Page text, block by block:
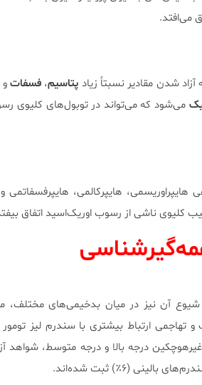
می‌افتد.
شدن مقادیر نسبتاً زیاد پتاسیم، فسفاتو
می‌شود که می‌تواند در توبول‌های کلیوی
هایپراوریسمی، هایپرکالمی،
کلیوی ناشی از رسوب اوریک‌اسید اتفاق
آن نیز در میان بدخیمی‌های مختلف،
ارتباط بیشتری با سندرم لیز
(۶٪) ثبت شده‌اند.